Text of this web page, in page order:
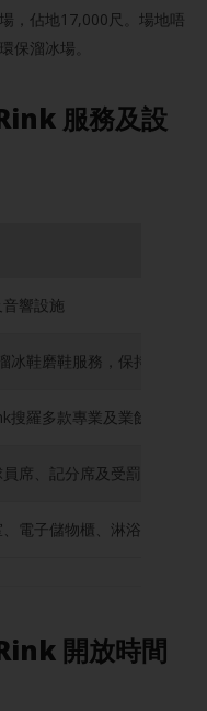
，佔地17,000尺。場地唔
保溜冰場。
服務及設
響設施
冰鞋磨鞋服務，保持冰刀
搜羅多款專業及業餘冰上
席、記分席及受罰席
電子儲物櫃、淋浴設施等
開放時間